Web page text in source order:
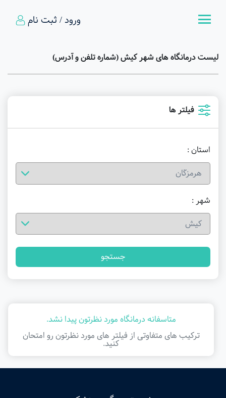
ورود / ثبت نام
لیست درمانگاه های شهر کیش (شماره تلفن و آدرس)
فیلتر ها
استان :
شهر :
جستجو
متاسفانه درمانگاه مورد نظرتون پیدا نشد.
ترکیب های متفاوتی از فیلتر ‌های مورد نظرتون رو امتحان
کنید.